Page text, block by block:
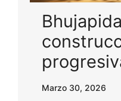
Marzo 30, 2026